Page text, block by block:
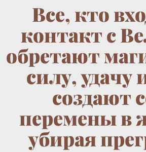
Все, кто
контакт с
обретают
силу, удачу
создают
перемены в
убирая